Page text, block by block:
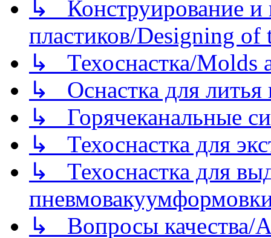
↳ Конструирование и
пластиков/Designing of
↳ Техоснастка/Molds
↳ Оснастка для литья
↳ Горячеканальные
↳ Техоснастка для
↳ Техоснастка для
↳ Вопросы качества/